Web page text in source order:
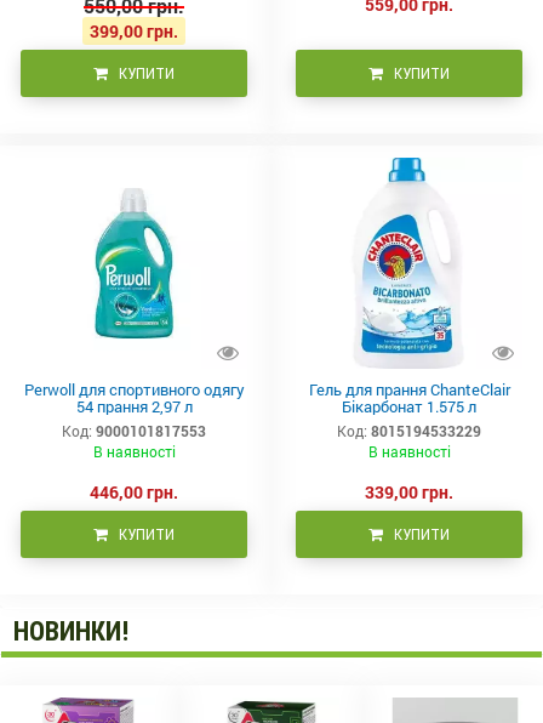
399,00 грн.
КУПИТИ КУПИТИ
Perwoll для спортивного одягу
54 прання 2,97 л
Код: 9000101817553
В наявності
446,00 грн.
КУПИТИ
Гель для прання ChanteClair
Бікарбонат 1.575 л
Код: 8015194533229
В наявності
339,00 грн.
КУПИТИ
НОВИНКИ!